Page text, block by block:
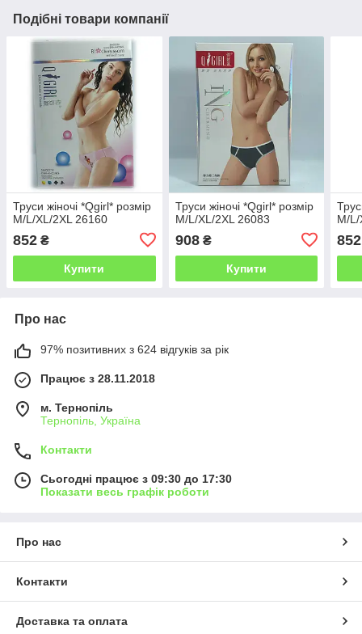
Подібні товари компанії
Труси жіночі *Qgirl* розмір
M/L/XL/2XL 26160
852 ₴
Купити
Труси жіночі *Qgirl* розмір
M/L/XL/2XL 26083
908₴
Купити
M/
852
Про нас
97% позитивних з 624 відгуків за рік
Працює з 28.11.2018
м. Тернопіль
Тернопіль, Україна
Контакти
Сьогодні працює з 09:30 до 17:30
Показати весь графік роботи
Про нас
Контакти
Доставка та оплата